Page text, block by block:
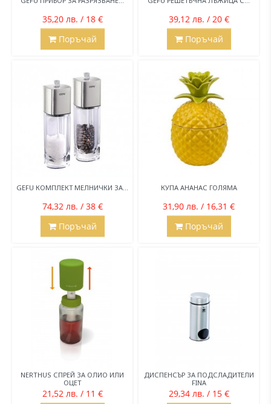
35,20 лв. / 18 €
Поръчай
39,12 лв. / 20 €
Поръчай
GEFU КОМПЛЕКТ МЕЛНИЧКИ ЗА...
74,32 лв. / 38 €
Поръчай
КУПА АНАНАС ГОЛЯМА
31,90 лв. / 16,31 €
Поръчай
NERTHUS СПРЕЙ ЗА ОЛИО ИЛИ
ОЦЕТ
21,52 лв. / 11 €
ДИСПЕНСЪР ЗА ПОДСЛАДИТЕЛИ
FINA
29,34 лв. / 15 €